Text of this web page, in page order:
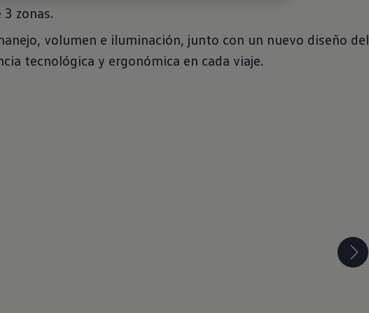
zonas.
volumen e iluminación, junto con un nuevo diseño del
tecnológica y ergonómica en cada viaje.